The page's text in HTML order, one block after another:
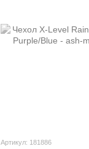
Артикул: 181886